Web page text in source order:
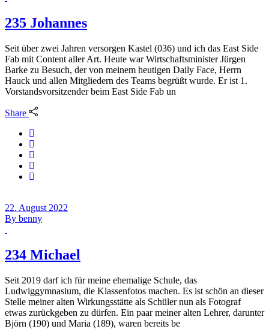
235 Johannes
Seit über zwei Jahren versorgen Kastel (036) und ich das East Side
Fab mit Content aller Art. Heute war Wirtschaftsminister Jürgen
Barke zu Besuch, der von meinem heutigen Daily Face, Herrn
Hauck und allen Mitgliedern des Teams begrüßt wurde. Er ist 1.
Vorstandsvorsitzender beim East Side Fab un
Share
22. August 2022
By benny
234 Michael
Seit 2019 darf ich für meine ehemalige Schule, das
Ludwiggymnasium, die Klassenfotos machen. Es ist schön an dieser
Stelle meiner alten Wirkungsstätte als Schüler nun als Fotograf
etwas zurückgeben zu dürfen. Ein paar meiner alten Lehrer, darunter
Björn (190) und Maria (189), waren bereits be